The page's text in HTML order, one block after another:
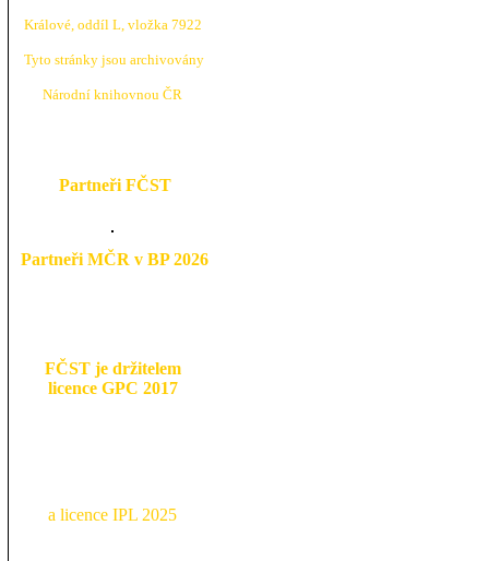
Králové, oddíl L, vložka 7922
Tyto stránky jsou archivovány
Národní knihovnou ČR
Partneři FČST
Partneři MČR v BP 2026
FČST je držitelem
licence GPC 2017
a licence IPL 2025